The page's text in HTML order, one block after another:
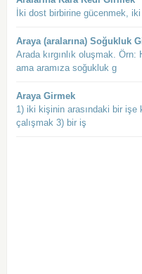
İki dost birbirine gücenmek,
Araya (aralarına) Soğukluk
Arada kırgınlık oluşmak.
ama aramıza soğukluk g
Araya Girmek
1) iki kişinin arasındaki bir işe
çalışmak 3) bir iş